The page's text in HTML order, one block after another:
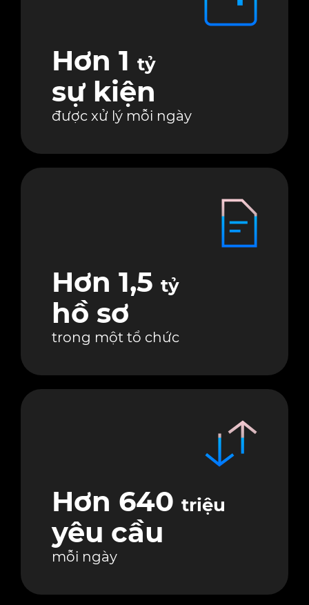
Hơn 1 tỷ
sự kiện
được xử lý mỗi ngày
Hơn 1,5 tỷ
hồ sơ
trong một tổ chức
Hơn 640 triệu
yêu cầu
mỗi ngày